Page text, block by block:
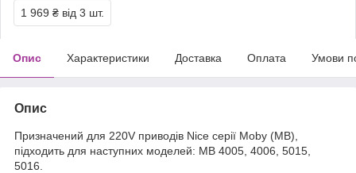
1 969 ₴ від 3 шт.
Опис Характеристики Доставка Оплата Умови
Опис
Призначений для 220V приводів Nice серії Moby (MB),
підходить для наступних моделей: MB 4005, 4006, 5015,
5016.